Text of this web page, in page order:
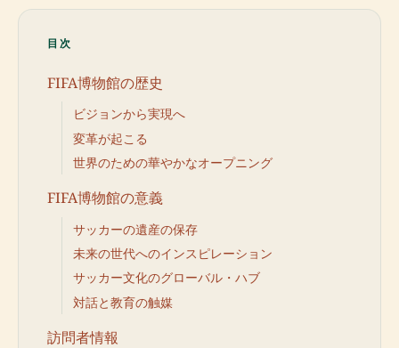
目次
FIFA博物館の歴史
ビジョンから実現へ
変革が起こる
世界のための華やかなオープニング
FIFA博物館の意義
サッカーの遺産の保存
未来の世代へのインスピレーション
サッカー文化のグローバル・ハブ
対話と教育の触媒
訪問者情報